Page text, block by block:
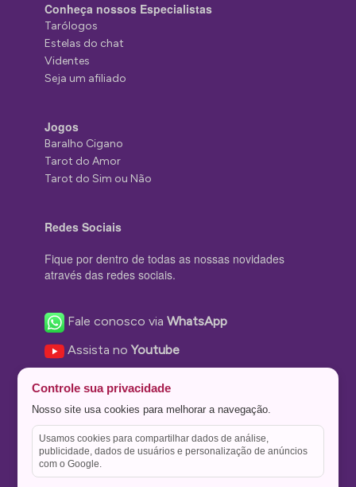
Conheça nossos Especialistas
Tarólogos
Estelas do chat
Videntes
Seja um afiliado
Jogos
Baralho Cigano
Tarot do Amor
Tarot do Sim ou Não
Redes Sociais
Fique por dentro de todas as nossas novidades
através das redes sociais.
Fale conosco viaWhatsApp
Assista noYoutube
Nos siga no Instagram
Nos siga noTwitter
Salve no
Controle sua privacidade
Nosso site usa cookies para melhorar a navegação.
Usamos cookies para compartilhar dados de análise,
publicidade, dados de usuários e personalização de anúncios
com o Google.